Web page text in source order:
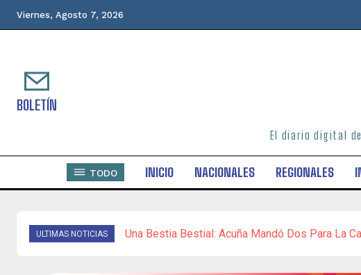
Viernes, Agosto 7, 2026
BOLETÍN
El diario digital
TODO INICIO NACIONALES REGIONALES
ULTIMAS NOTICIAS Una Bestia Bestial: Acuña Mandó Dos Para La
Gobernación Del Zulia Despliega Campaña